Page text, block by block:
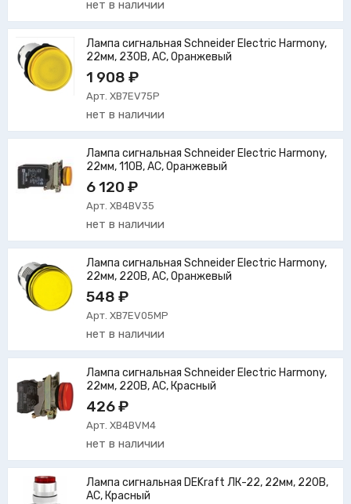
нет в наличии
Лампа сигнальная Schneider Electric Harmony,
22мм, 230В, AC, Оранжевый
1 908 ₽
Арт. XB7EV75P
нет в наличии
Лампа сигнальная Schneider Electric Harmony,
22мм, 110В, AC, Оранжевый
6 120 ₽
Арт. XB4BV35
нет в наличии
Лампа сигнальная Schneider Electric Harmony,
22мм, 220В, AC, Оранжевый
548 ₽
Арт. XB7EV05MP
нет в наличии
Лампа сигнальная Schneider Electric Harmony,
22мм, 220В, AC, Красный
426 ₽
Арт. XB4BVM4
нет в наличии
Лампа сигнальная DEKraft ЛК-22, 22мм, 220В,
AC, Красный